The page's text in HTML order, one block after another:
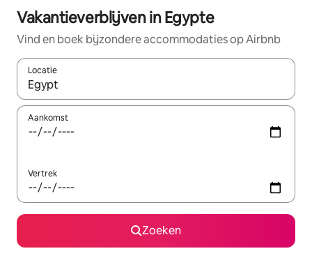
Vakantieverblijven in Egypte
Vind en boek bijzondere accommodaties op Airbnb
Locatie
Wanneer er resultaten beschikbaar zijn, maak je een keuze
Aankomst
Vertrek
Zoeken